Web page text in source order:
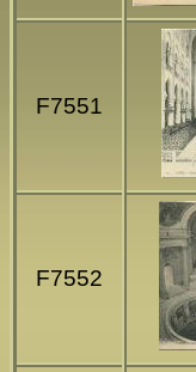
F7551
F7552